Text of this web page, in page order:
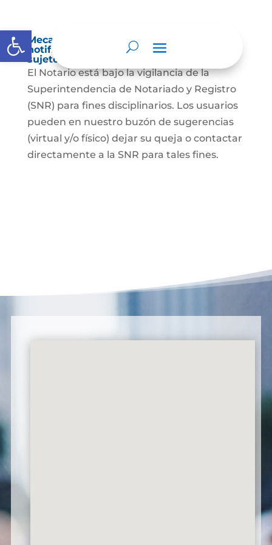
Abrir barra de herramientas
Mecanismos internos de supervisión,
notificación y vigilancia pertinente del
sujeto obligado
El Notario está bajo la vigilancia de la
Superintendencia de Notariado y Registro
(SNR) para fines disciplinarios. Los usuarios
pueden en nuestro buzón de sugerencias
(virtual y/o físico) dejar su queja o contactar
directamente a la SNR para tales fines.